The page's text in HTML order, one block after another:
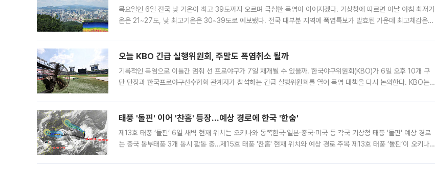
목요일인 6일 전국 낮 기온이 최고 39도까지 오르며 극심한 폭염이 이어지겠다. 기상청에 따르면 이날 아침 최저기
온은 21~27도, 낮 최고기온은 30~39도로 예보됐다. 전국 대부분 지역에 폭염특보가 발효된 가운데 최고체감온도
오늘 KBO 긴급 실행위원회, 주말도 폭염취소 될까
기록적인 폭염으로 이틀간 멈춰 선 프로야구가 7일 재개될 수 있을까. 한국야구위원회(KBO)가 6일 오후 10개 구
단 단장과 한국프로야구선수협회 관계자가 참석하는 긴급 실행위원회를 열어 폭염 대책을 다시 논의한다. KBO는
태풍 '돌핀' 이어 '찬홈' 등장…예상 경로에 한국 '한숨'
제13호 태풍 ‘돌핀’ 6일 새벽 현재 위치는 오키나와 동쪽한국·일본·중국·미국 등 각국 기상청 태풍 '돌핀' 예상 경로
는 중국 동부태풍 3개 동시 활동 중…제15호 태풍 '찬홈' 현재 위치와 예상 경로 주목 제13호 태풍 ‘돌핀’이 오키나와